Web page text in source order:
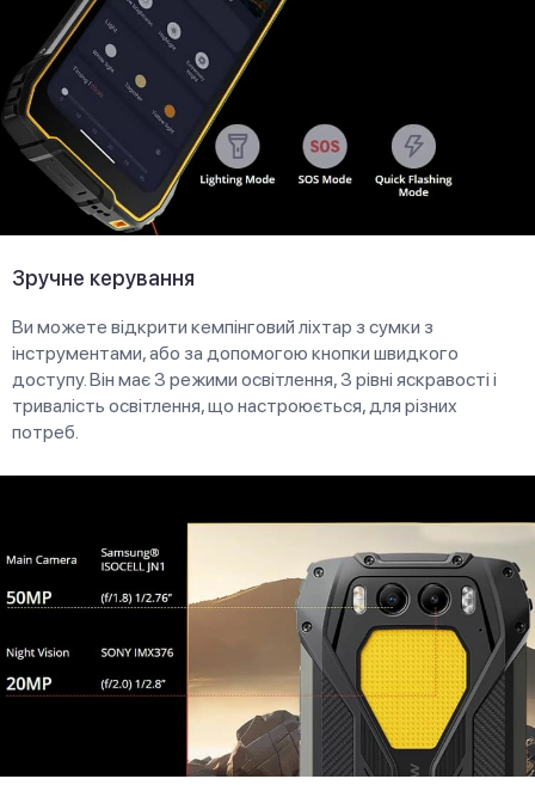
Зручне керування
Ви можете відкрити кемпінговий ліхтар з сумки з
інструментами, або за допомогою кнопки швидкого
доступу. Він має 3 режими освітлення, 3 рівні яскравості і
тривалість освітлення, що настроюється, для різних
потреб.